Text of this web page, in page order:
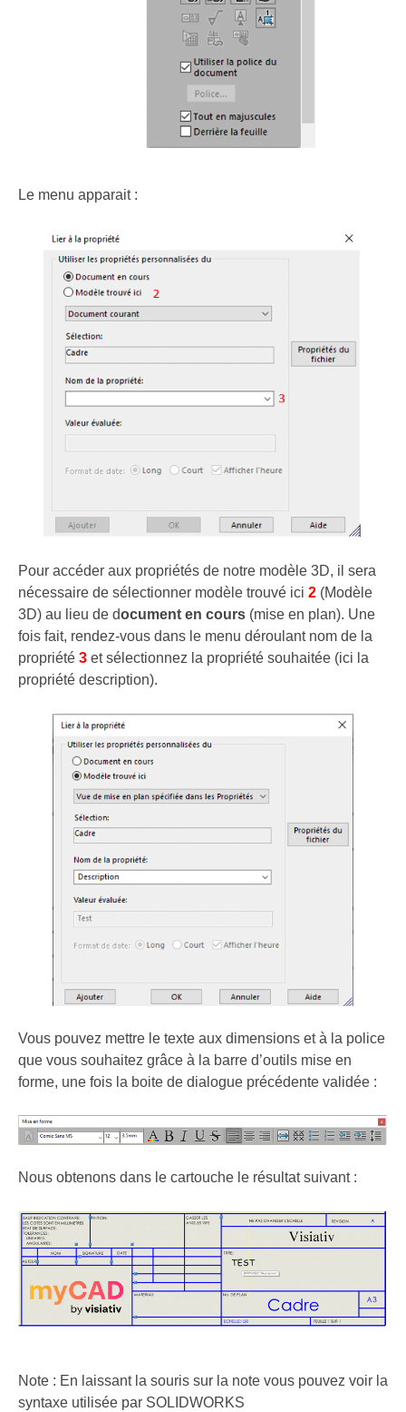
Le menu apparait :
Pour accéder aux propriétés de notre modèle 3D, il sera
nécessaire de sélectionner modèle trouvé ici 2 (Modèle
3D) au lieu de document en cours (mise en plan). Une
fois fait, rendez-vous dans le menu déroulant nom de la
propriété 3 et sélectionnez la propriété souhaitée (ici la
propriété description).
Vous pouvez mettre le texte aux dimensions et à la police
que vous souhaitez grâce à la barre d’outils mise en
forme, une fois la boite de dialogue précédente validée :
Nous obtenons dans le cartouche le résultat suivant :
Note : En laissant la souris sur la note vous pouvez voir la
syntaxe utilisée par SOLIDWORKS